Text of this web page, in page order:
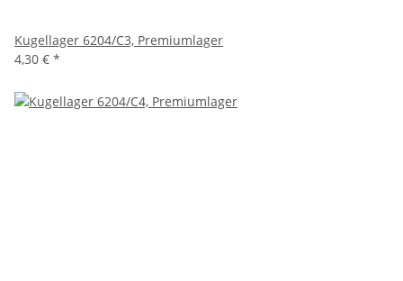
Kugellager 6204/C3, Premiumlager
4,30 € *